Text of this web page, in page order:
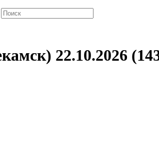
22.10.2026